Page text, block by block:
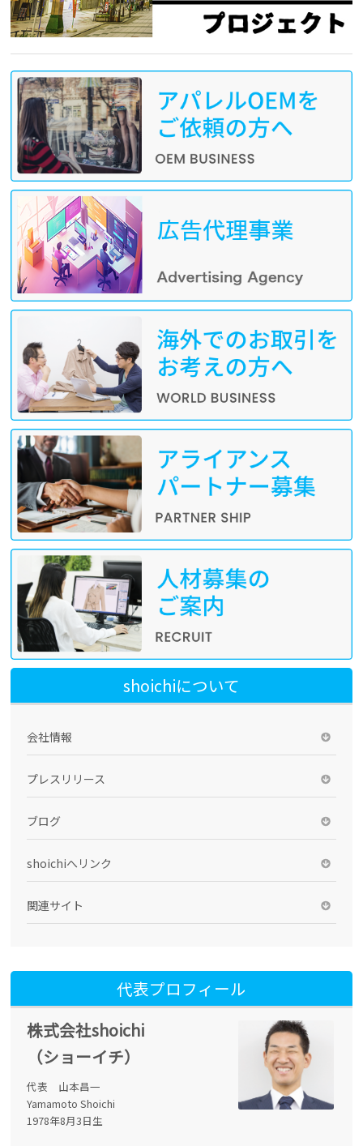
shoichiについて
会社情報
プレスリリース
ブログ
shoichiへリンク
関連サイト
代表プロフィール
株式会社shoichi
（ショーイチ）
代表 山本昌一
Yamamoto Shoichi
1978年8月3日生